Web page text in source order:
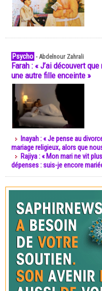
Psycho -Abdelnour Zahrali
Farah : « J’ai découvert
une autre fille enceinte »
Inayah : « Je pense au
mariage religieux, alors que
Rajiya : « Mon mari ne vit
dépenses : suis-je encore